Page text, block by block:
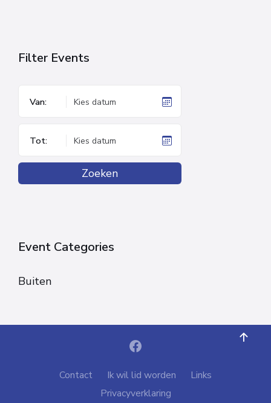
Filter Events
Van:
Tot:
Zoeken
Event Categories
Buiten
Contact Ik wil lid worden
Links
Privacyverklaring